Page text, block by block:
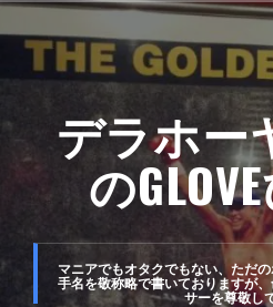
ン
キ
デラホー
の
マニアでもオタクでもない、ただ
手名を敬称略で書いておりますが
サーを尊敬し